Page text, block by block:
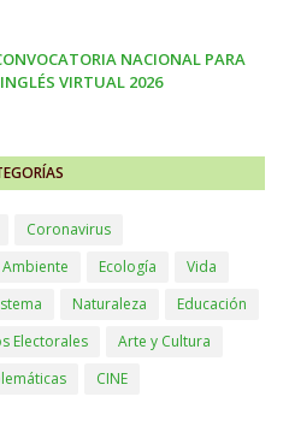
NACIONAL PARA
VIRTUAL 2026
Coronavirus
Ecología
Vida
Naturaleza
Educación
Electorales
Arte y Cultura
CINE